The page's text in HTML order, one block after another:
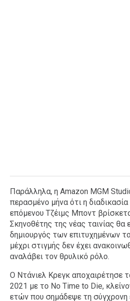
Παράλληλα, η Amazon MGM
περασμένο μήνα ότι η
επόμενου Τζέιμς Μποντ
Σκηνοθέτης της νέας ταινίας θα
δημιουργός των επιτυχημένων
μέχρι στιγμής δεν έχει
αναλάβει τον θρυλικό ρόλο.
Ο Ντάνιελ Κρεγκ αποχαιρέτησε
2021 με το No Time to Die,
ετών που σημάδεψε τη σύγχρονη